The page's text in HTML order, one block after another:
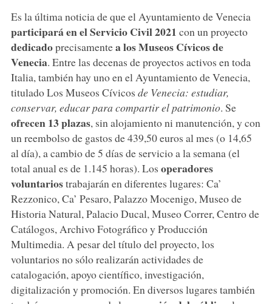
Es la última noticia de que el Ayuntamiento de Venecia
participará en el Servicio Civil 2021 con un proyecto
dedicadoprecisamentea los Museos Cívicos de
Venecia. Entre las decenas de proyectos activos en toda
Italia, también hay uno en el Ayuntamiento de Venecia,
titulado Los Museos Cívicos de Venecia: estudiar,
conservar, educar para compartir el patrimonio. Se
ofrecen 13 plazas, sin alojamiento ni manutención, y con
un reembolso de gastos de 439,50 euros al mes (o 14,65
al día), a cambio de 5 días de servicio a la semana (el
total anual es de 1.145 horas). Los operadores
voluntariostrabajarán en diferentes lugares: Ca’
Rezzonico, Ca’ Pesaro, Palazzo Mocenigo, Museo de
Historia Natural, Palacio Ducal, Museo Correr, Centro de
Catálogos, Archivo Fotográfico y Producción
Multimedia. A pesar del título del proyecto, los
voluntarios no sólo realizarán actividades de
catalogación, apoyo científico, investigación,
digitalización y promoción. En diversos lugares también